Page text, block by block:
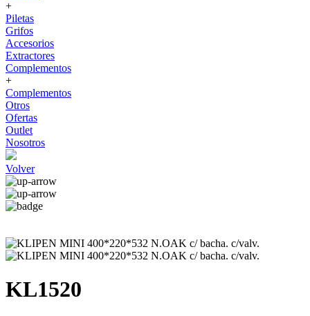
+
Piletas
Grifos
Accesorios
Extractores
Complementos
+
Complementos
Otros
Ofertas
Outlet
Nosotros
Volver
KL1520